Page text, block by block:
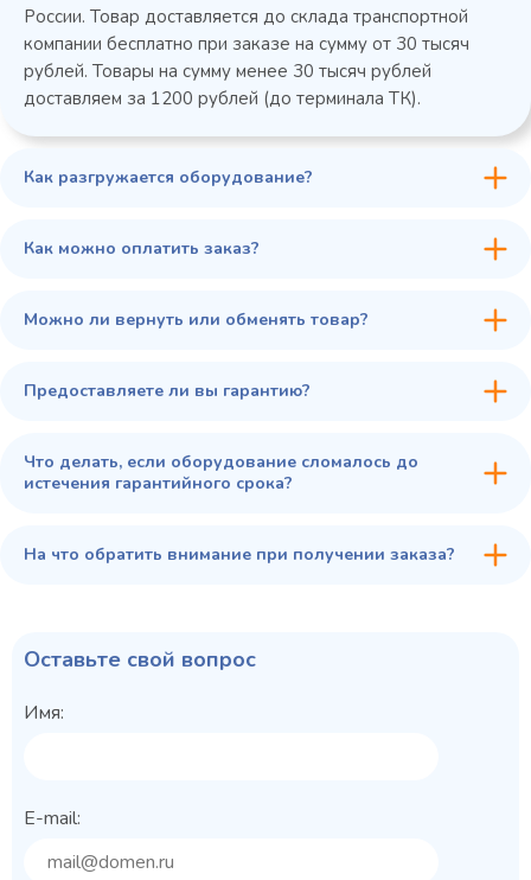
45 900 ₽
России. Товар доставляется до склада транспортной
компании бесплатно при заказе на сумму от 30 тысяч
рублей. Товары на сумму менее 30 тысяч рублей
доставляем за 1200 рублей (до терминала ТК).
Как разгружается оборудование?
Как можно оплатить заказ?
Можно ли вернуть или обменять товар?
Предоставляете ли вы гарантию?
Что делать, если оборудование сломалось до
истечения гарантийного срока?
На что обратить внимание при получении заказа?
Оставьте свой вопрос
Имя:
E-mail: